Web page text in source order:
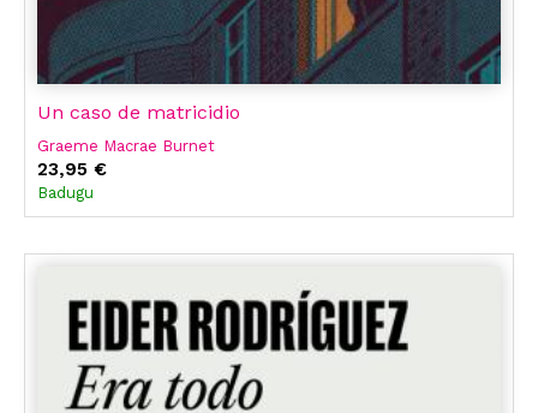
Un caso de matricidio
Graeme Macrae Burnet
23,95 €
Badugu